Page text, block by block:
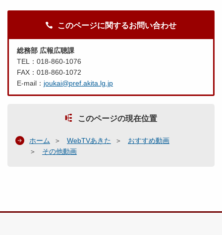
このページに関するお問い合わせ
総務部 広報広聴課
TEL：018-860-1076
FAX：018-860-1072
E-mail： joukai@pref.akita.lg.jp
このページの現在位置
ホーム WebTVあきた
おすすめ動画
その他動画